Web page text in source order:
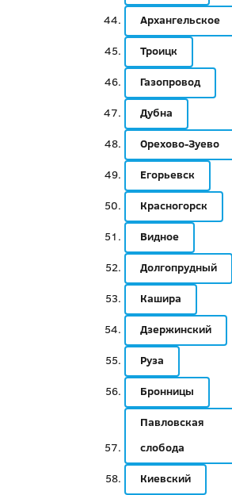
Архангельское
Троицк
Газопровод
Дубна
Орехово-Зуево
Егорьевск
Красногорск
Видное
Долгопрудный
Кашира
Дзержинский
Руза
Бронницы
Павловская
слобода
Киевский